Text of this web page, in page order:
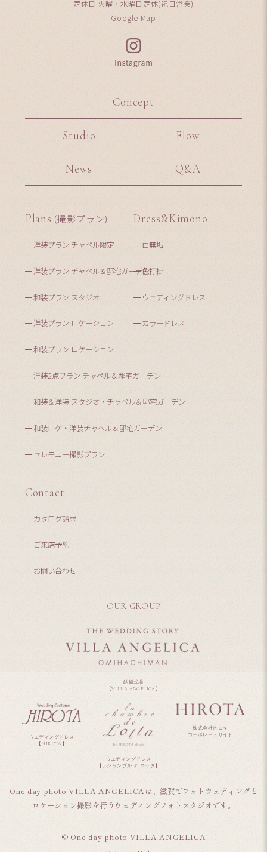
定休日 火曜・水曜日定休(祝日営業)
Google Map
Concept
Studio Flow
News Q&A
Plans (撮影プラン)
洋装プラン チャペル限定
洋装プラン チャペル＆邸宅ガーデン
和装プラン スタジオ
洋装プラン ロケーション
和装プラン ロケーション
洋装2点プラン チャペル＆邸宅ガーデン
和装＆洋装 スタジオ・チャペル＆邸宅ガーデン
和装ロケ・洋装チャペル＆邸宅ガーデン
セレモニー撮影プラン
Dress&Kimono
白無垢
色打掛
ウェディングドレス
カラードレス
Contact
カタログ請求
ご来店予約
お問い合わせ
OUR GROUP
結婚式場
【VILLA ANGELICA】
ウエディングドレス
【HIROTA】
ウエディングドレス
【ラシャンブル デ ロッタ】
株式会社ヒロタ
コーポレートサイト
One day photo VILLA ANGELICAは、滋賀でフォトウェディングと
ロケーション撮影を行うウェディングフォトスタジオです。
© One day photo VILLA ANGELICA